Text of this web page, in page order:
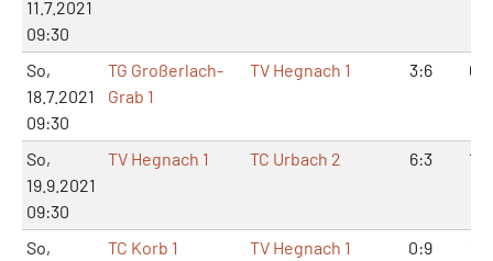
11.7.2021
09:30
So,
18.7.2021
09:30
TG Großerlach-
Grab 1
TV Hegnach 1 3:6
So,
19.9.2021
09:30
TV Hegnach 1 TC Urbach 2 6:3
So,
TC Korb 1 TV Hegnach 1 0:9